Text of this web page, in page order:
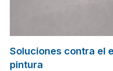
Soluciones contra el
pintura